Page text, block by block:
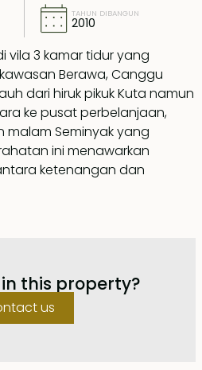
TAHUN DIBANGUN
2010
vila 3 kamar tidur yang
Berawa, Canggu
dari hiruk pikuk Kuta namun
ke pusat perbelanjaan,
malam Seminyak yang
ini menawarkan
ketenangan dan
di Berawa. Nikmati hari-hari
pribadi yang luas
dengan dek berjemur
this property?
us